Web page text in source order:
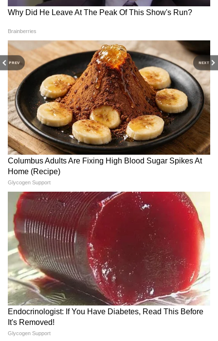
PREV NEXT
View post on Instagram
RECOMMENDED STORIES
ताबूत में ट्रंप का पूरा परिवार! तेहरान
में लगे इस पोस्टर से क्या मैसेज देना
चाहता है ईरान?
'1 घंटे में दे दूंगा इस्तीफा...' ममता
बनर्जी के भतीजे ने किसे और क्यों दे
डाला खुला चैलेंज?
तेल के बाद अब पानी पर वार!
अमेरिका-ईरान टकराव ने बढ़ाया नया
खतरा
सरकार संभल जाए! क्या बोले सोनम
वांगचुक के समर्थन में उतरे अन्ना
हजारे?